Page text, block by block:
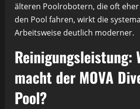
älteren Poolrobotern, die oft
den Pool fahren, wirkt die
Arbeitsweise deutlich moderner.
Reinigungsleistung:
macht der MOVA
Pool?